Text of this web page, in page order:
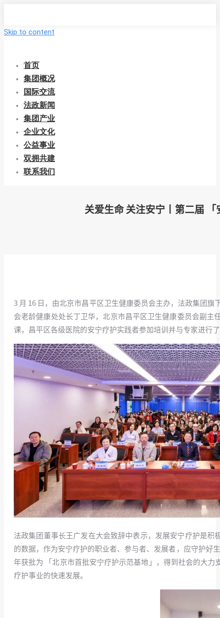
Skip to content
首页
集团概况
国际交流
法政新闻
集团产业
企业文化
公益事业
双拥共建
联系我们
关爱生命 关注安宁丨第二届
3 月 16 日，由北京市昌平区卫生健康委员会主办，法政集团
会老龄健康处处长丁卫华，北京市昌平区卫生健康委员会副
课，昌平区各级医院的安宁疗护实践者参加培训并与专家进行
法政集团董事长王广发在大会致辞中表示，发展安宁疗护是积
的数据，作为安宁疗护的职业者、参与者、发展者，应守护好
年获批为 「北京市首批安宁疗护示范基地」，得到社会的大
疗护事业的快速发展。